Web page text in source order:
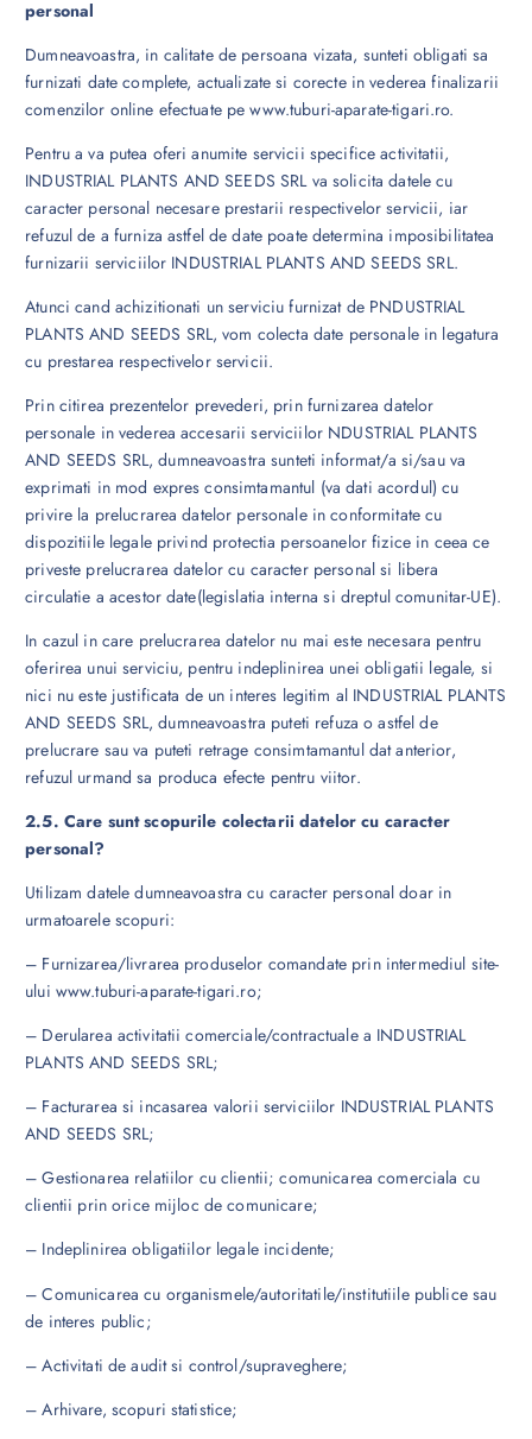
personal
Dumneavoastra, in calitate de persoana vizata, sunteti obligati sa
furnizati date complete, actualizate si corecte in vederea finalizarii
comenzilor online efectuate pe www.tuburi-aparate-tigari.ro.
Pentru a va putea oferi anumite servicii specifice activitatii,
INDUSTRIAL PLANTS AND SEEDS SRL va solicita datele cu
caracter personal necesare prestarii respectivelor servicii, iar
refuzul de a furniza astfel de date poate determina imposibilitatea
furnizarii serviciilor INDUSTRIAL PLANTS AND SEEDS SRL.
Atunci cand achizitionati un serviciu furnizat de PNDUSTRIAL
PLANTS AND SEEDS SRL, vom colecta date personale in legatura
cu prestarea respectivelor servicii.
Prin citirea prezentelor prevederi, prin furnizarea datelor
personale in vederea accesarii serviciilor NDUSTRIAL PLANTS
AND SEEDS SRL, dumneavoastra sunteti informat/a si/sau va
exprimati in mod expres consimtamantul (va dati acordul) cu
privire la prelucrarea datelor personale in conformitate cu
dispozitiile legale privind protectia persoanelor fizice in ceea ce
priveste prelucrarea datelor cu caracter personal si libera
circulatie a acestor date(legislatia interna si dreptul comunitar-UE).
In cazul in care prelucrarea datelor nu mai este necesara pentru
oferirea unui serviciu, pentru indeplinirea unei obligatii legale, si
nici nu este justificata de un interes legitim al INDUSTRIAL PLANTS
AND SEEDS SRL, dumneavoastra puteti refuza o astfel de
prelucrare sau va puteti retrage consimtamantul dat anterior,
refuzul urmand sa produca efecte pentru viitor.
2.5. Care sunt scopurile colectarii datelor cu caracter
personal?
Utilizam datele dumneavoastra cu caracter personal doar in
urmatoarele scopuri:
– Furnizarea/livrarea produselor comandate prin intermediul site-
ului www.tuburi-aparate-tigari.ro;
– Derularea activitatii comerciale/contractuale a INDUSTRIAL
PLANTS AND SEEDS SRL;
– Facturarea si incasarea valorii serviciilor INDUSTRIAL PLANTS
AND SEEDS SRL;
– Gestionarea relatiilor cu clientii; comunicarea comerciala cu
clientii prin orice mijloc de comunicare;
– Indeplinirea obligatiilor legale incidente;
– Comunicarea cu organismele/autoritatile/institutiile publice sau
de interes public;
– Activitati de audit si control/supraveghere;
– Arhivare, scopuri statistice;